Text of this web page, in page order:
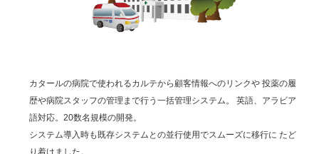
カタールの病院で使われるカルテから顧客情報へのリンクや 投薬の履
歴や病院スタッフの管理まで行う一括管理システム。 英語、アラビア
語対応。20数名規模の開発。
システム導入時も既存システムとの並行使用でスムーズに移行に たど